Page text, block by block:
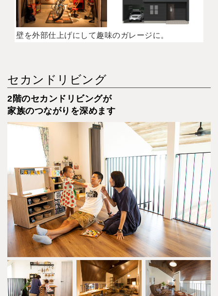
壁を外部仕上げにして趣味のガレージに。
セカンドリビング
2階のセカンドリビングが
家族のつながりを深めます